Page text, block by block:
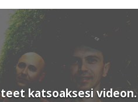
katsoaksesi videon.